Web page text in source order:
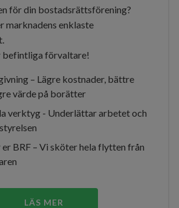
för din bostadsrättsförening?
marknadens enklaste
befintliga förvaltare!
– Lägre kostnader, bättre
värde på borätter
verktyg - Underlättar arbetet och
BRF – Vi sköter hela flytten från
LÄS MER